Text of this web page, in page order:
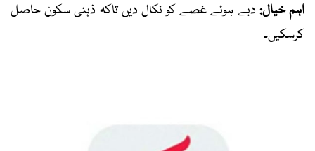
اہم خیال: دبے ہوئے غصے کو نکال دیں تاکہ ذہنی سکون حاصل
کرسکیں۔